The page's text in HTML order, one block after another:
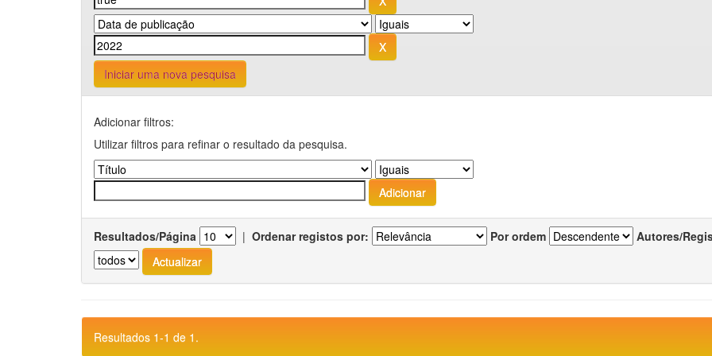
Iniciar uma nova pesquisa
Adicionar filtros:
Utilizar filtros para refinar o resultado da pesquisa.
Resultados/Página | Ordenar registos por: Por ordem Autores/
Resultados 1-1 de 1.